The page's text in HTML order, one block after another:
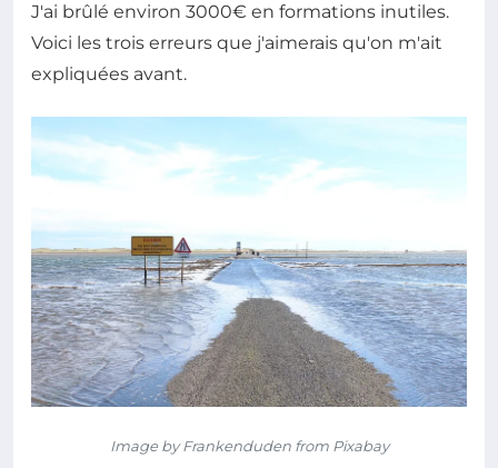
J'ai brûlé environ 3000€ en formations inutiles.
Voici les trois erreurs que j'aimerais qu'on m'ait
expliquées avant.
Image by Frankenduden from Pixabay